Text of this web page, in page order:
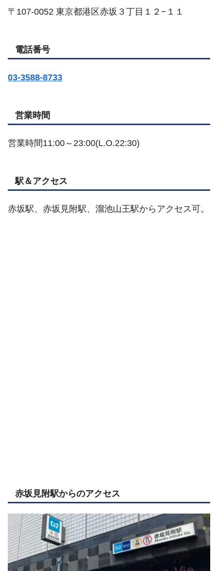
〒107-0052 東京都港区赤坂３丁目１２−１１
電話番号
03-3588-8733
営業時間
営業時間11:00～23:00(L.O.22:30)
駅＆アクセス
赤坂駅、赤坂見附駅、溜池山王駅からアクセス可。
赤坂見附駅からのアクセス